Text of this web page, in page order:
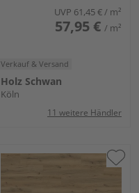
UVP 61,45 €/ m²
57,95 € / m²
Verkauf & Versand
Holz Schwan
Köln
11 weitere Händler